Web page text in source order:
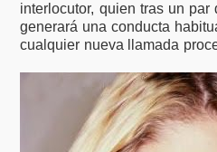
interlocutor, quien tras un
generará una conducta
cualquier nueva llamada